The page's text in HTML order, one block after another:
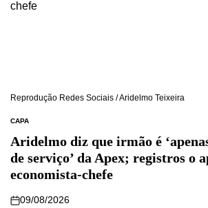
Reprodução Redes Sociais / Aridelmo Teixeira
CAPA
Aridelmo diz que irmão é
de serviço’ da Apex; registros o
economista-chefe
09/08/2026